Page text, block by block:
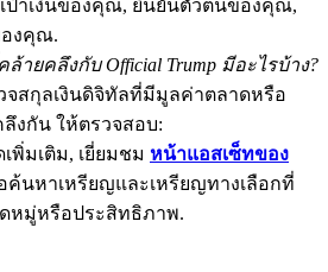
ป๋าเงินของคุณ, ยืนยันตัวตนของคุณ,
องคุณ.
ายคลึงกับ Official Trump มีอะไรบ้าง?
สกุลเงินดิจิทัลที่มีมูลค่าตลาดหรือ
งกัน ให้ตรวจสอบ:
พิ่มเติม, เยี่ยมชม หน้าแอสเซ็ทของ
ค้นหาเหรียญและเหรียญทางเลือกที่
หมู่หรือประสิทธิภาพ.